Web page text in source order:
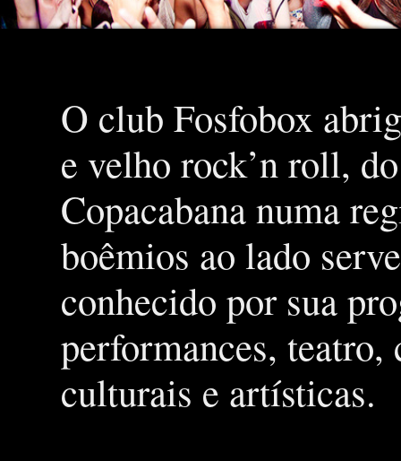
O club Fosfobox
e velho rock’n roll,
Copacabana numa
boêmios ao lado
conhecido por sua
performances, teatro,
culturais e artísticas.